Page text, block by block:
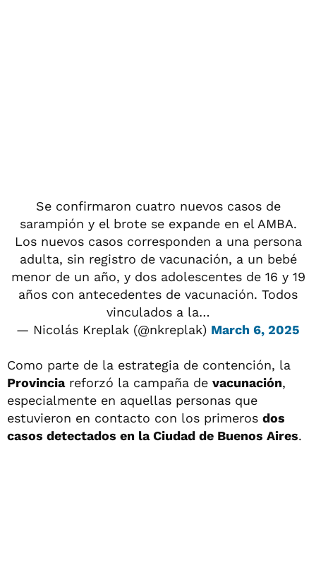
Se confirmaron cuatro nuevos casos de
sarampión y el brote se expande en el AMBA.
Los nuevos casos corresponden a una persona
adulta, sin registro de vacunación, a un bebé
menor de un año, y dos adolescentes de 16 y 19
años con antecedentes de vacunación. Todos
vinculados a la…
— Nicolás Kreplak (@nkreplak) March 6, 2025
Como parte de la estrategia de contención, la
Provinciareforzó la campaña de vacunación,
especialmente en aquellas personas que
estuvieron en contacto con los primeros dos
casos detectados en la Ciudad de Buenos Aires.